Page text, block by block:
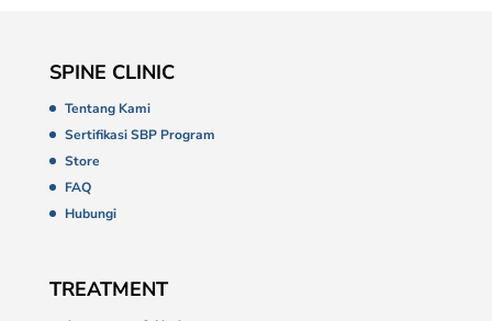
SPINE CLINIC
Tentang Kami
Sertifikasi SBP Program
Store
FAQ
Hubungi
TREATMENT